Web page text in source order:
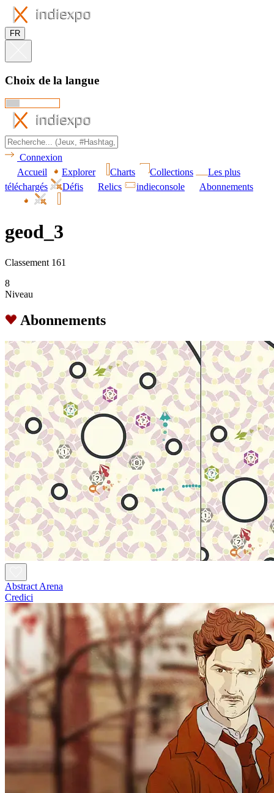
FR
Choix de la langue
Connexion
Accueil
Explorer Charts Collections
Les plus
téléchargés
Défis Relics indieconsole Abonnements
geod_3
Classement 161
8
Niveau
Abonnements
Abstract Arena
Credici